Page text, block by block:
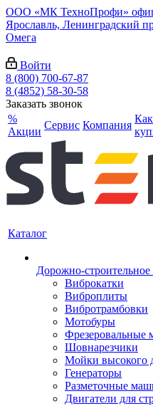
ООО «МК ТехноПрофи»
Ярославль, Ленинградский
Омега
Войти
8 (800) 700-67-87
8 (4852) 58-30-58
Заказать звонок
%
Акции
Сервис Компания
Как
Каталог
Дорожно-строительное
Виброкатки
Виброплиты
Вибротрамбовки
Мотобуры
Фрезеровальные
Шовнарезчики
Мойки высокого
Генераторы
Разметочные
Двигатели для